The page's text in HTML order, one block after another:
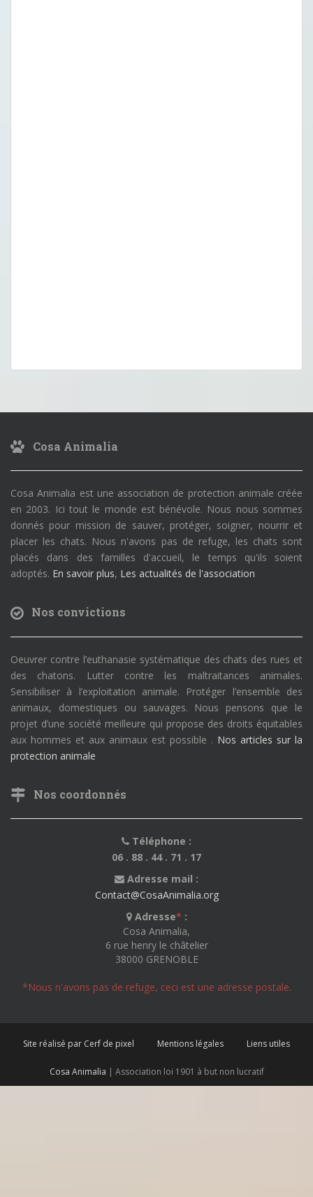
Cosa Animalia
Cosa Animalia est une association de protection animale créée
en 2003. Ici tout le monde est bénévole. Nous nous sommes
donnés pour mission de sauver, protéger, soigner, nourrir et
placer les chats. Nous n'avons pas de refuge, les chats sont
placés dans des familles d'accueil, le temps qu'ils soient
adoptés. En savoir plus, Les actualités de l'association
Nos convictions
Oeuvrer contre l’euthanasie systématique des chats des rues et
des chatons. Lutter contre les maltraitances animales.
Sensibiliser à l’exploitation animale. Protéger l’ensemble des
animaux, domestiques ou sauvages. Nous pensons que le
projet d’une société meilleure qui propose des droits équitables
aux hommes et aux animaux est possible . Nos articles sur la
protection animale
Nos coordonnés
Téléphone :
06 . 88 . 44 . 71 . 17
Adresse mail :
Contact@CosaAnimalia.org
Adresse* :
Cosa Animalia,
6 rue henry le châtelier
38000 GRENOBLE
*Nous n'avons pas de refuge, ceci est une adresse postale.
Site réalisé par Cerf de pixel Mentions légales Liens utiles
Cosa Animalia | Association loi 1901 à but non lucratif